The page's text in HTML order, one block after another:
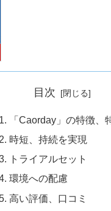
目次
「Caorday」の特徴、
時短、持続を実現
トライアルセット
環境への配慮
高い評価、口コミ